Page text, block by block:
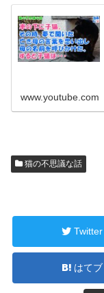
www.youtube.com
猫の不思議な話
Twitter
はてブ